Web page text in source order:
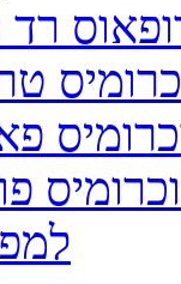
רד